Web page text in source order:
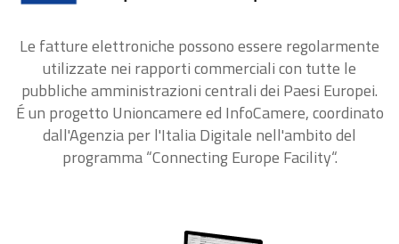
Le fatture elettroniche possono essere regolarmente
utilizzate nei rapporti commerciali con tutte le
pubbliche amministrazioni centrali dei Paesi Europei.
É un progetto Unioncamere ed InfoCamere, coordinato
dall'Agenzia per l'Italia Digitale nell'ambito del
programma “Connecting Europe Facility“.